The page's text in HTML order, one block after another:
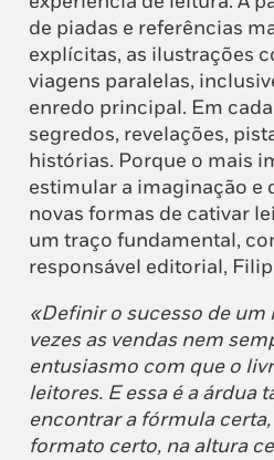
de piadas e referências
explícitas, as ilustrações
viagens paralelas,
enredo principal. Em
segredos, revelações,
histórias. Porque o mais
estimular a imaginação e
novas formas de cativar
um traço fundamental,
responsável editorial,
«Definir o sucesso de um
vezes as vendas nem
entusiasmo com que o
leitores. E essa é a árdua
encontrar a fórmula
formato certo, na altura